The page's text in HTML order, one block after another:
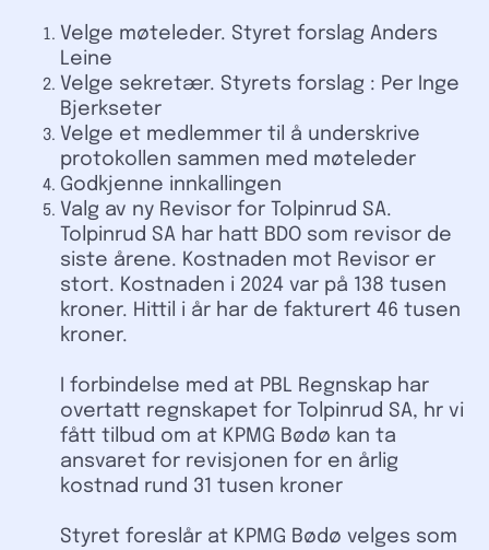
Velge møteleder. Styret forslag Anders
Leine
Velge sekretær. Styrets forslag : Per Inge
Bjerkseter
Velge et medlemmer til å underskrive
protokollen sammen med møteleder
Godkjenne innkallingen
Valg av ny Revisor for Tolpinrud SA.
Tolpinrud SA har hatt BDO som revisor de
siste årene. Kostnaden mot Revisor er
stort. Kostnaden i 2024 var på 138 tusen
kroner. Hittil i år har de fakturert 46 tusen
kroner.
I forbindelse med at PBL Regnskap har
overtatt regnskapet for Tolpinrud SA, hr vi
fått tilbud om at KPMG Bødø kan ta
ansvaret for revisjonen for en årlig
kostnad rund 31 tusen kroner
Styret foreslår at KPMG Bødø velges som